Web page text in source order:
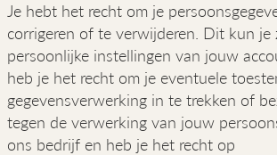
Je hebt het recht om je
corrigeren of te verwijderen. Dit kun je
persoonlijke instellingen van jouw
heb je het recht om je eventuele
gegevensverwerking in te trekken of
tegen de verwerking van jouw
ons bedrijf en heb je het recht op